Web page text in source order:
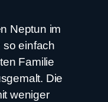
Neptun im
so einfach
Familie
Die
weniger